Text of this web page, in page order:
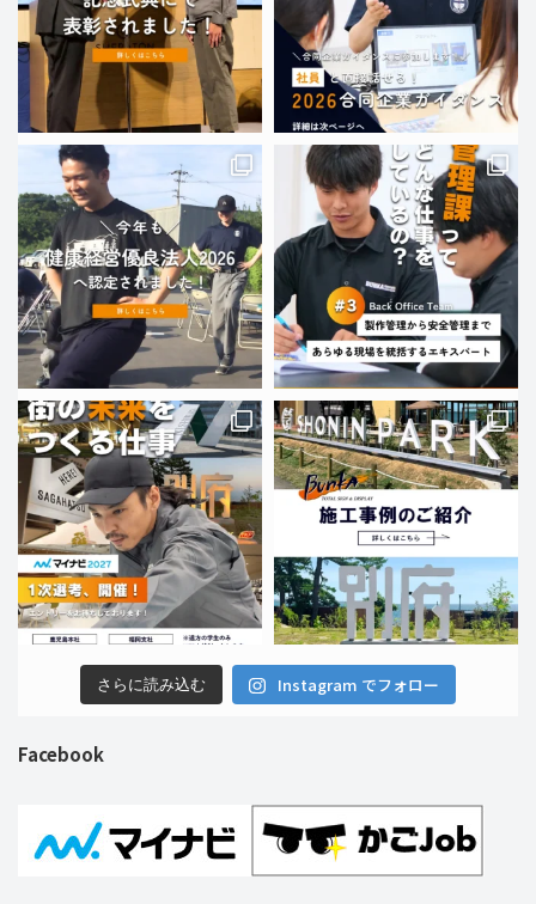
さらに読み込む Instagram でフォロー
Facebook